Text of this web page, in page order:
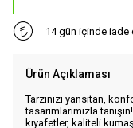
14 gün içinde iade
Ürün Açıklaması
Tarzınızı yansıtan,
tasarımlarımızla
kıyafetler, kaliteli